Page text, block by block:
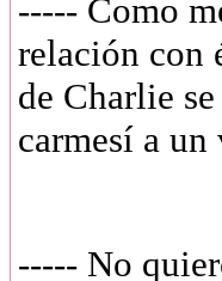
----- Como
relación con
de Charlie
carmesí a
----- No